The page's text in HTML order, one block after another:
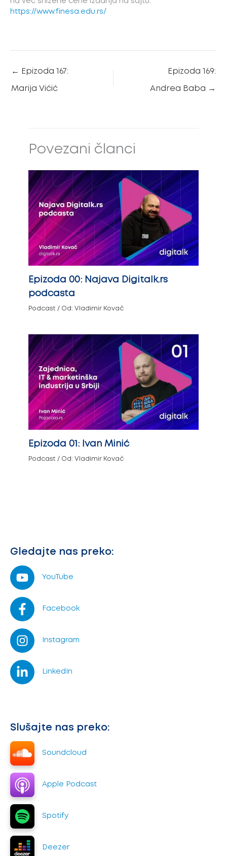
https://www.finesa.edu.rs/
← Epizoda 167:
Marija Vićić
Epizoda 169:
Andrea Baba →
Povezani članci
Epizoda 00: Najava Digitalk.rs
podcasta
Podcast / Od: Vladimir Kovač
Epizoda 01: Ivan Minić
Podcast / Od: Vladimir Kovač
Gledajte nas preko:
YouTube
Facebook
Instagram
LinkedIn
Slušajte nas preko:
Soundcloud
Apple Podcast
Spotify
Deezer